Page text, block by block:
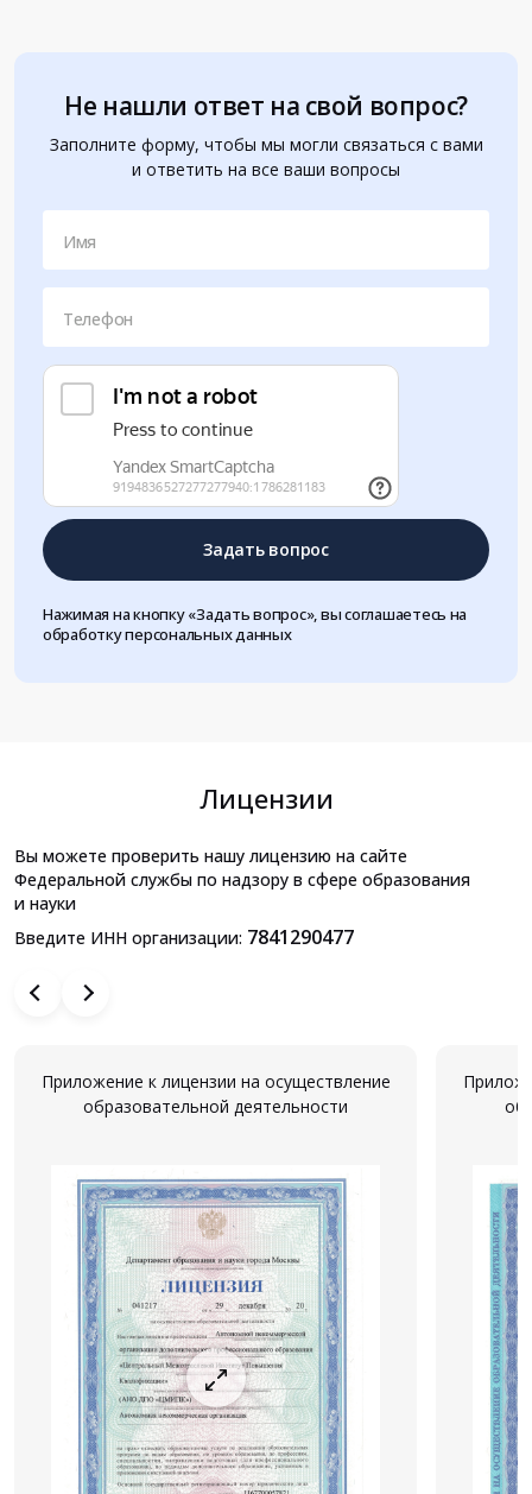
Не нашли ответ на свой вопрос?
Заполните форму, чтобы мы могли связаться с вами
и ответить на все ваши вопросы
Имя
Телефон
Задать вопрос
Нажимая на кнопку «Задать вопрос», вы соглашаетесь на
обработку персональных данных
Лицензии
Вы можете проверить нашу лицензию на сайте
Федеральной службы по надзору в сфере образования
и науки
Введите ИНН организации: 7841290477
Приложение к лицензии на осуществление
образовательной деятельности